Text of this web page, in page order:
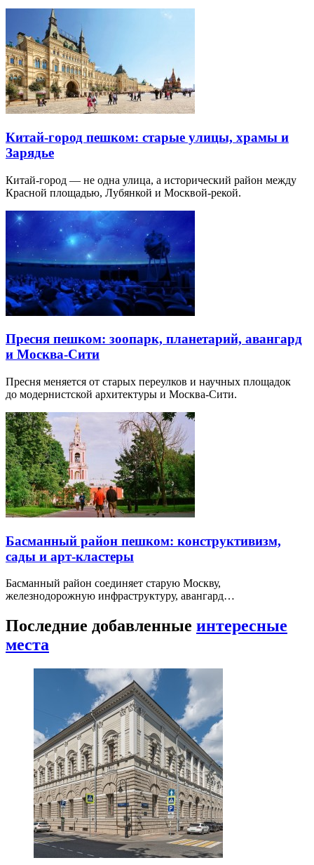
Китай-город пешком: старые улицы, храмы и
Зарядье
Китай-город — не одна улица, а исторический район между
Красной площадью, Лубянкой и Москвой-рекой.
Пресня пешком: зоопарк, планетарий, авангард
и Москва-Сити
Пресня меняется от старых переулков и научных площадок
до модернистской архитектуры и Москва-Сити.
Басманный район пешком: конструктивизм,
сады и арт-кластеры
Басманный район соединяет старую Москву,
железнодорожную инфраструктуру, авангард…
Последние добавленные интересные
места